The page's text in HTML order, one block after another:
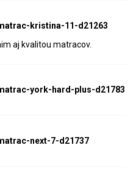
kristina-11-d21263
aj kvalitou matracov.
york-hard-plus-d21783
next-7-d21737